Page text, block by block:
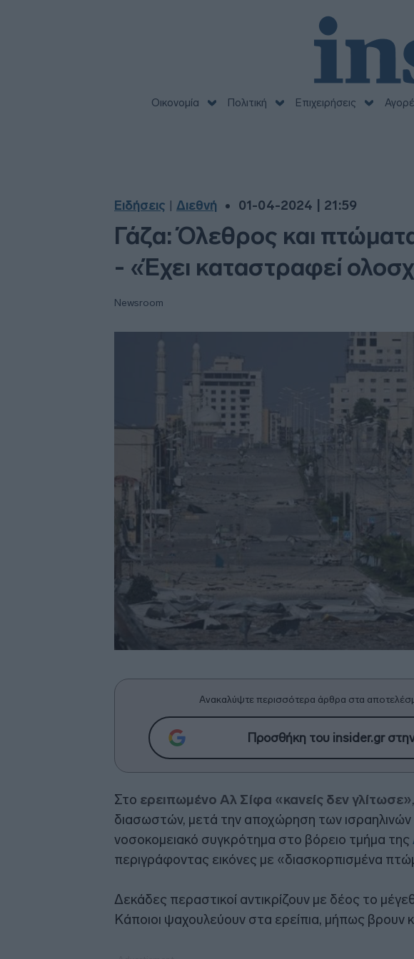
Οικονομία Πολιτική Επιχειρήσεις
Ειδήσεις Διεθνή 01-04-2024 | 21:59
Γάζα: Όλεθρος και
- «Έχει καταστραφεί
Newsroom
Ανακαλύψτε περισσότερα άρθρα στα
Προσθήκη του insider.gr
Στο ερειπωμένο Αλ Σίφα «κανείς δεν γλίτωσε»
διασωστών, μετά την αποχώρηση των
νοσοκομειακό συγκρότημα στο βόρειο τμήμα της
περιγράφοντας εικόνες με «διασκορπισμένα
Δεκάδες περαστικοί αντικρίζουν με δέος το
Κάποιοι ψαχουλεύουν στα ερείπια, μήπως βρουν